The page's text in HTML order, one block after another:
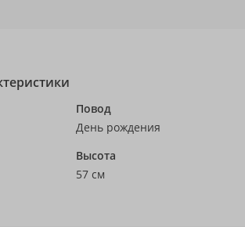
Повод
День рождения
Высота
57 см